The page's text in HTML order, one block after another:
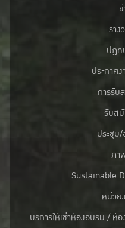
รา
ปฎิทิ
ประกาศ
การรับ
รับส
ประชุม
ภา
Sustainable
หน่วย
บริการให้เช่าห้องอบรม /